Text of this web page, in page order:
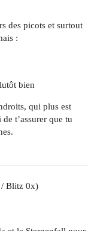
des picots et surtout
:
bien
qui plus est
t’assurer que tu
/ Blitz 0x)